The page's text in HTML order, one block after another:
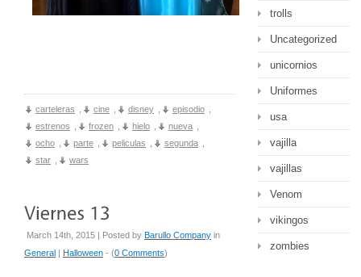
carteleras cine disney episodio
estrenos
frozen hielo nueva
ocho
parte peliculas segunda
star
wars
March 14th, 2015 | Posted by Barullo Company in
General | Halloween - (0 Comments)
trolls
Uncategorized
unicornios
Uniformes
usa
vajilla
vajillas
Venom
vikingos
zombies